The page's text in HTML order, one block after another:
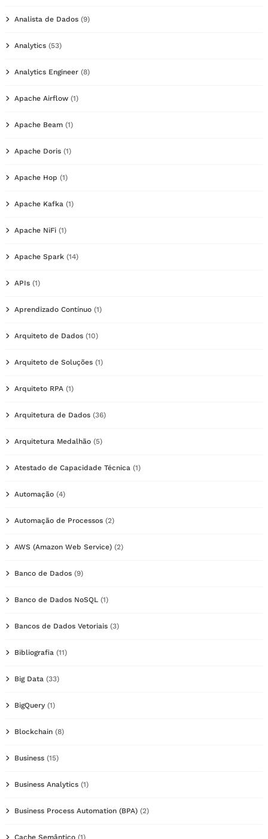
Analista de Dados (9)
Analytics (53)
Analytics Engineer (8)
Apache Airflow (1)
Apache Beam (1)
Apache Doris (1)
Apache Hop (1)
Apache Kafka (1)
Apache NiFi (1)
Apache Spark (14)
APIs (1)
Aprendizado Contínuo (1)
Arquiteto de Dados (10)
Arquiteto de Soluções (1)
Arquiteto RPA (1)
Arquitetura de Dados (36)
Arquitetura Medalhão (5)
Atestado de Capacidade Técnica (1)
Automação (4)
Automação de Processos (2)
AWS (Amazon Web Service) (2)
Banco de Dados (9)
Banco de Dados NoSQL (1)
Bancos de Dados Vetoriais (3)
Bibliografia (11)
Big Data (33)
BigQuery (1)
Blockchain (8)
Business (15)
Business Analytics (1)
Business Process Automation (BPA) (2)
Cache Semântico (1)